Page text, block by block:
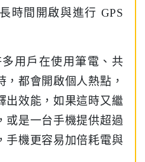
時間開啟與進行 GPS
多用戶在使用筆電、共
，都會開啟個人熱點，
出效能，如果這時又繼
或是一台手機提供超過
手機更容易加倍耗電與